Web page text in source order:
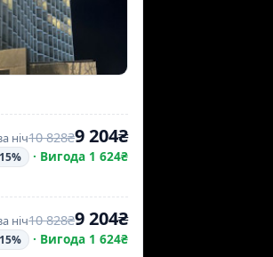
ніч10 828₴9 204₴
· Вигода 1 624₴
ніч10 828₴9 204₴
· Вигода 1 624₴